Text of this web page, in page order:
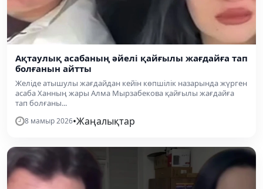
Ақтаулық асабаның әйелі қайғылы жағдайға тап
болғанын айтты
Желіде атышулы жағдайдан кейін көпшілік назарында жүрген
асаба Ханның жары Алма Мырзабекова қайғылы жағдайға
тап болғаны...
8 мамыр 2026•Жаңалықтар